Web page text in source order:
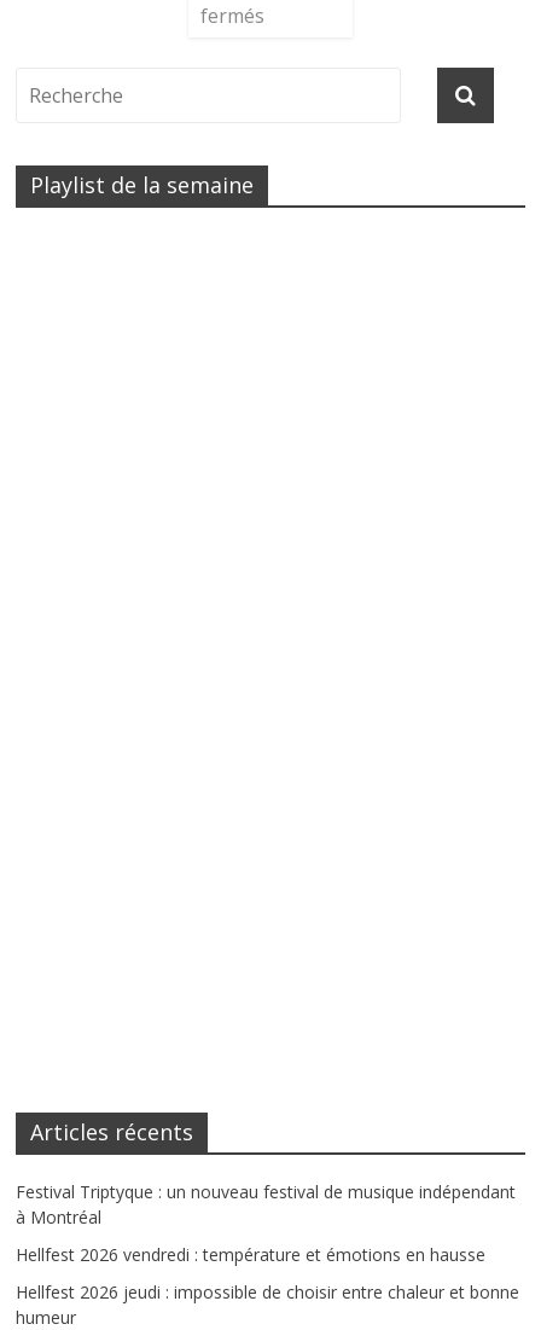
fermés
Playlist de la semaine
Articles récents
Festival Triptyque : un nouveau festival de musique indépendant
à Montréal
Hellfest 2026 vendredi : température et émotions en hausse
Hellfest 2026 jeudi : impossible de choisir entre chaleur et bonne
humeur